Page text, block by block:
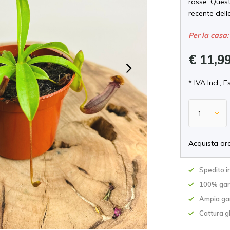
recente
Per la casa:
€
* IVA Incl.,
Acquista
Spedito
100%
Ampia
Cattura